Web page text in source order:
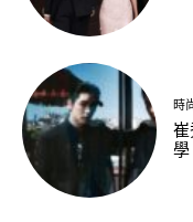
時
崔